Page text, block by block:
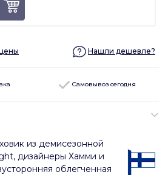
Нашли дешевле?
Самовывоз сегодня
из демисезонной
дизайнеры Хамми и
облегченная